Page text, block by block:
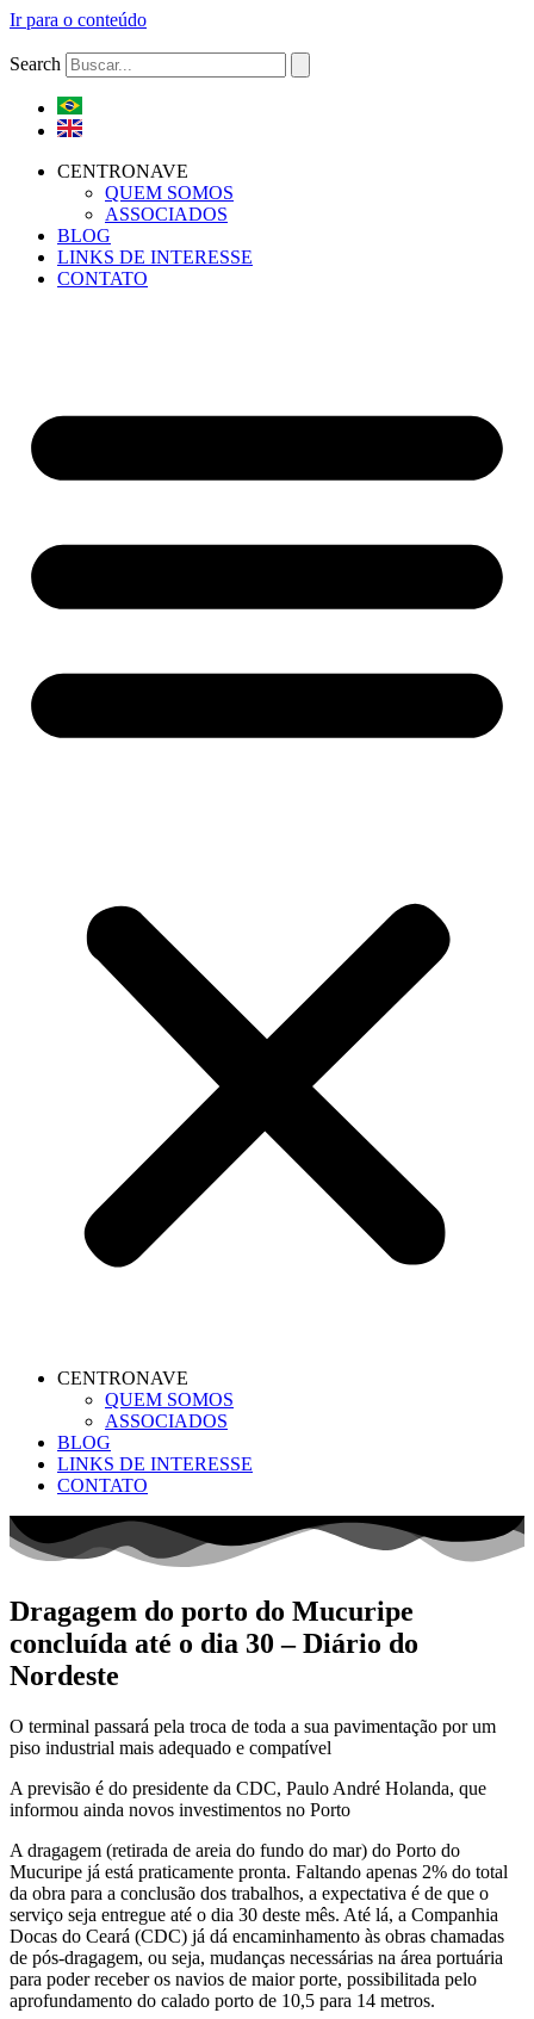
Ir para o conteúdo
Search
CENTRONAVE
QUEM SOMOS
ASSOCIADOS
BLOG
LINKS DE INTERESSE
CONTATO
CENTRONAVE
QUEM SOMOS
ASSOCIADOS
BLOG
LINKS DE INTERESSE
CONTATO
Dragagem do porto do Mucuripe
concluída até o dia 30 – Diário do
Nordeste
O terminal passará pela troca de toda a sua pavimentação por um
piso industrial mais adequado e compatível
A previsão é do presidente da CDC, Paulo André Holanda, que
informou ainda novos investimentos no Porto
A dragagem (retirada de areia do fundo do mar) do Porto do
Mucuripe já está praticamente pronta. Faltando apenas 2% do total
da obra para a conclusão dos trabalhos, a expectativa é de que o
serviço seja entregue até o dia 30 deste mês. Até lá, a Companhia
Docas do Ceará (CDC) já dá encaminhamento às obras chamadas
de pós-dragagem, ou seja, mudanças necessárias na área portuária
para poder receber os navios de maior porte, possibilitada pelo
aprofundamento do calado porto de 10,5 para 14 metros.